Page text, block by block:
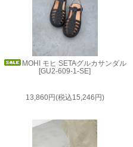
MOHI モヒ SETAグルカサンダル
[GU2-609-1-SE]
13,860円(税込15,246円)